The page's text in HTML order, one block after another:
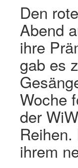
Den
Abend
ihre
gab es
Woche
der
ihrem